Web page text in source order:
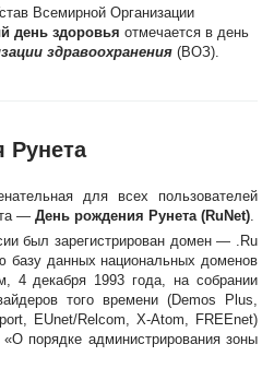
Всемиpной Оpганизации
день здоровья отмечается в день
здравоохранения (ВОЗ).
Рунета
для всех пользователей
— День рождения Рунета (RuNet).
был зарегистрирован домен — .Ru
данных национальных доменов
4 декабря 1993 года, на собрании
того времени (Demos Plus,
EUnet/Relcom, X-Atom, FREEnet)
порядке администрирования зоны